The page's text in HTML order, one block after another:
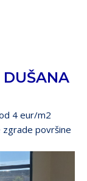
4 eur/m2
površine